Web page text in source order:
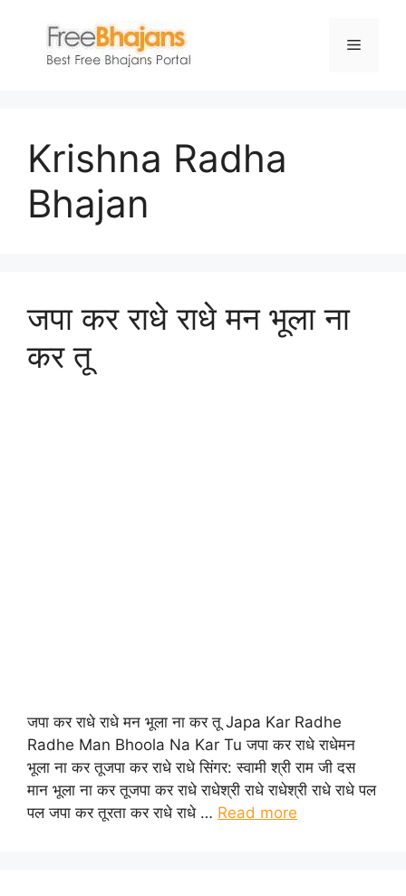
content
Menu
Krishna Radha
Bhajan
जपा कर राधे राधे मन भूला ना
कर तू
जपा कर राधे राधे मन भूला ना कर तू Japa Kar Radhe
Radhe Man Bhoola Na Kar Tu जपा कर राधे राधेमन
भूला ना कर तूजपा कर राधे राधे सिंगर: स्वामी श्री राम जी दस
मान भूला ना कर तूजपा कर राधे राधेश्री राधे राधेश्री राधे राधे पल
पल जपा कर तूरता कर राधे राधे … Read more